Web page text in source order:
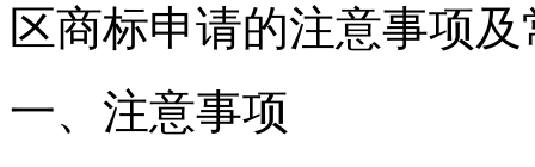
区商标申请的注意事项
一、注意事项